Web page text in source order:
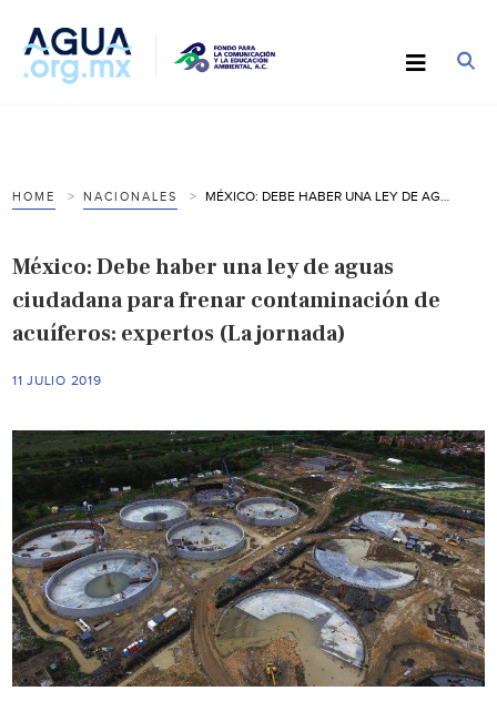
HOME NACIONALES
México: Debe haber una ley de aguas
ciudadana para frenar contaminación de
acuíferos: expertos (La jornada)
11 JULIO 2019